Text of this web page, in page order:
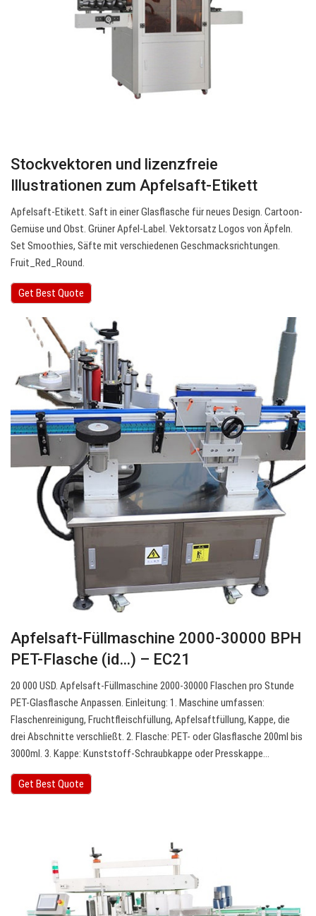
Stockvektoren und lizenzfreie
Illustrationen zum Apfelsaft-Etikett
Apfelsaft-Etikett. Saft in einer Glasflasche für neues Design. Cartoon-
Gemüse und Obst. Grüner Apfel-Label. Vektorsatz Logos von Äpfeln.
Set Smoothies, Säfte mit verschiedenen Geschmacksrichtungen.
Fruit_Red_Round.
Get Best Quote
Apfelsaft-Füllmaschine 2000-30000 BPH
PET-Flasche (id…) – EC21
20 000 USD. Apfelsaft-Füllmaschine 2000-30000 Flaschen pro Stunde
PET-Glasflasche Anpassen. Einleitung: 1. Maschine umfassen:
Flaschenreinigung, Fruchtfleischfüllung, Apfelsaftfüllung, Kappe, die
drei Abschnitte verschließt. 2. Flasche: PET- oder Glasflasche 200ml bis
3000ml. 3. Kappe: Kunststoff-Schraubkappe oder Presskappe…
Get Best Quote